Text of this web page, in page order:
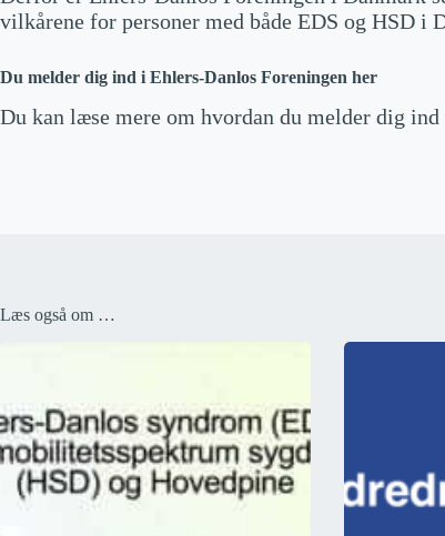
vilkårene for personer med både EDS og HSD i
Du melder dig ind i Ehlers-Danlos Foreningen her
Du kan læse mere om hvordan du melder dig
Læs også om …